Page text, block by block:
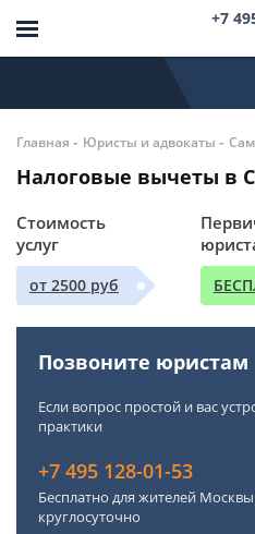
+7
Главная - Юристы и адвокаты -
Налоговые вычеты в
Стоимость
услуг
от 2500 руб
Позвоните юристам
Если вопрос простой и вас
практики
+7 495 128-01-53
Бесплатно для жителей
круглосуточно